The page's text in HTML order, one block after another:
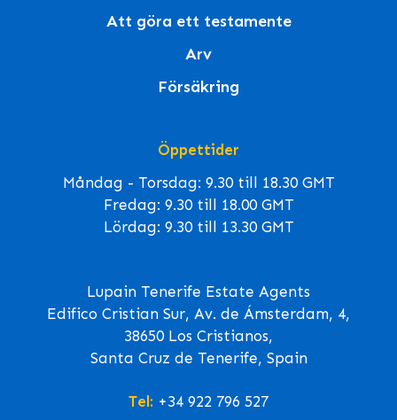
Att göra ett testamente
Arv
Försäkring
Öppettider
Måndag - Torsdag: 9.30 till 18.30 GMT
Fredag: 9.30 till 18.00 GMT
Lördag: 9.30 till 13.30 GMT
Lupain Tenerife Estate Agents
Edifico Cristian Sur, Av. de Ámsterdam, 4,
38650 Los Cristianos,
Santa Cruz de Tenerife, Spain
Tel: +34 922 796 527